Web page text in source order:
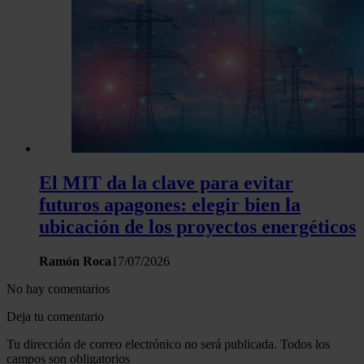
El MIT da la clave para evitar
futuros apagones: elegir bien la
ubicación de los proyectos energéticos
Ramón Roca17/07/2026
No hay comentarios
Deja tu comentario
Tu dirección de correo electrónico no será publicada. Todos los
campos son obligatorios